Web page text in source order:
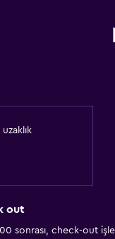
out
sonrası, check-out